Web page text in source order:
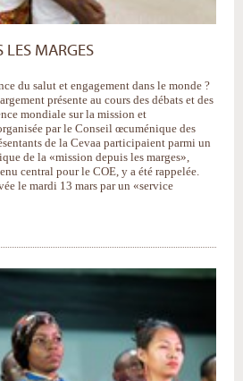
LES MARGES
du salut et engagement dans le monde ?
présente au cours des débats et des
mondiale sur la mission et
par le Conseil œcuménique des
de la Cevaa participaient parmi un
de la «mission depuis les marges»,
central pour le COE, y a été rappelée.
le mardi 13 mars par un «service